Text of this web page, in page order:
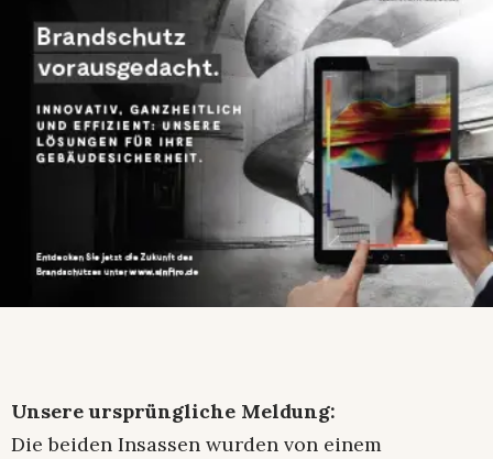
Unsere ursprüngliche Meldung:
Die beiden Insassen wurden von einem